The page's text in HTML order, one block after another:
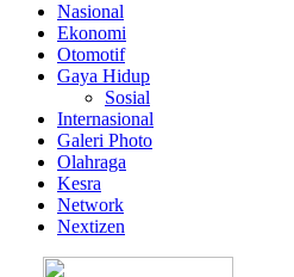
Nasional
Ekonomi
Otomotif
Gaya Hidup
Sosial
Internasional
Galeri Photo
Olahraga
Kesra
Network
Nextizen